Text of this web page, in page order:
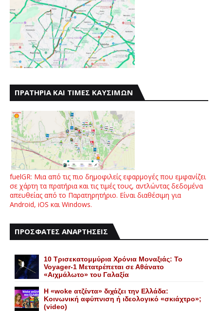
ΠΡΑΤΗΡΙΑ ΚΑΙ ΤΙΜΕΣ ΚΑΥΣΙΜΩΝ
fuelGR: Μια από τις πιο δημοφιλείς εφαρμογές που εμφανίζει
σε χάρτη τα πρατήρια και τις τιμές τους, αντλώντας δεδομένα
απευθείας από το Παρατηρητήριο. Είναι διαθέσιμη για
Android, iOS και Windows.
ΠΡΟΣΦΑΤΕΣ ΑΝΑΡΤΗΣΕΙΣ
10 Τρισεκατομμύρια Χρόνια Μοναξιάς: Το
Voyager-1 Μετατρέπεται σε Αθάνατο
«Αιχμάλωτο» του Γαλαξία
Η «woke ατζέντα» διχάζει την Ελλάδα:
Κοινωνική αφύπνιση ή ιδεολογικό «σκιάχτρο»;
(video)